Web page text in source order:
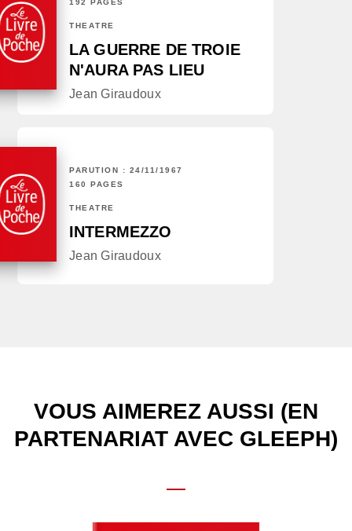
192 PAGES
THÉÂTRE
LA GUERRE DE TROIE
N'AURA PAS LIEU
Jean Giraudoux
PARUTION : 24/11/1967
160 PAGES
THÉÂTRE
INTERMEZZO
Jean Giraudoux
VOUS AIMEREZ AUSSI (EN
PARTENARIAT AVEC GLEEPH)